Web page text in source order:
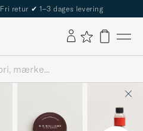
Fri retur ✔ 1–3 dages levering